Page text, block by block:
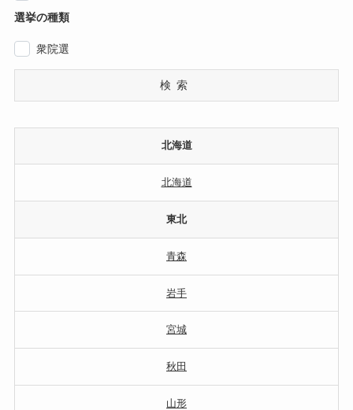
選挙の種類
衆院選
検索
北海道
北海道
東北
青森
岩手
宮城
秋田
山形